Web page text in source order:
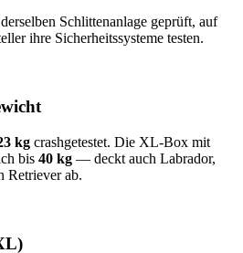
Schlittenanlage geprüft, auf
ihre Sicherheitssysteme testen.
kg crashgetestet. Die XL-Box mit
bis 40 kg — deckt auch Labrador,
Retriever ab.